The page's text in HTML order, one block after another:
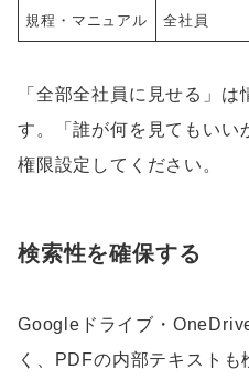
規程・マニュアル 全社員
「全部全社員に見せる」
す。「誰が何を見てもいい
権限設定してください。
検索性を確保する
Googleドライブ・
く、PDFの内部テキスト